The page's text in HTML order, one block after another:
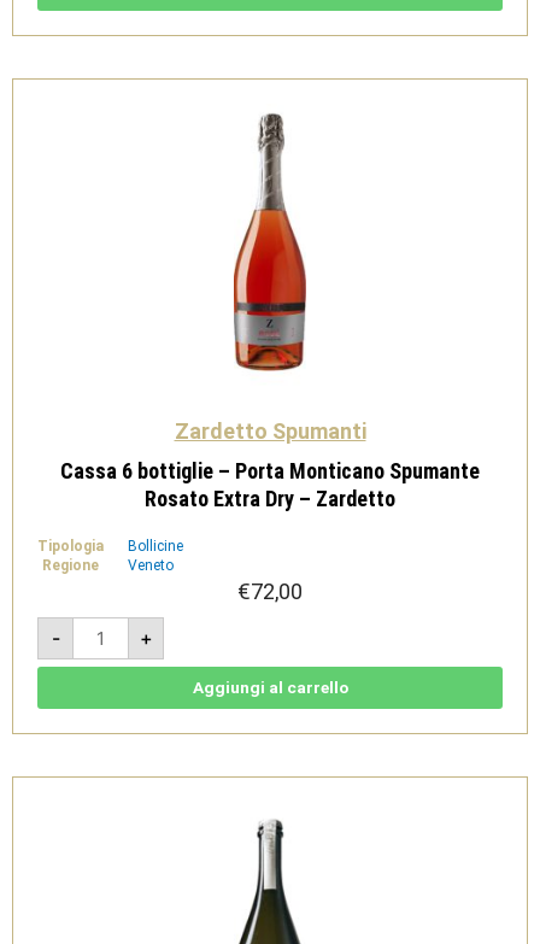
Zardetto Spumanti
Cassa 6 bottiglie – Porta Monticano Spumante
Rosato Extra Dry – Zardetto
Tipologia
Bollicine
Regione
Veneto
€72,00
-
Cassa
bottiglie
-
Rosato
-
+
Aggiungi al carrello